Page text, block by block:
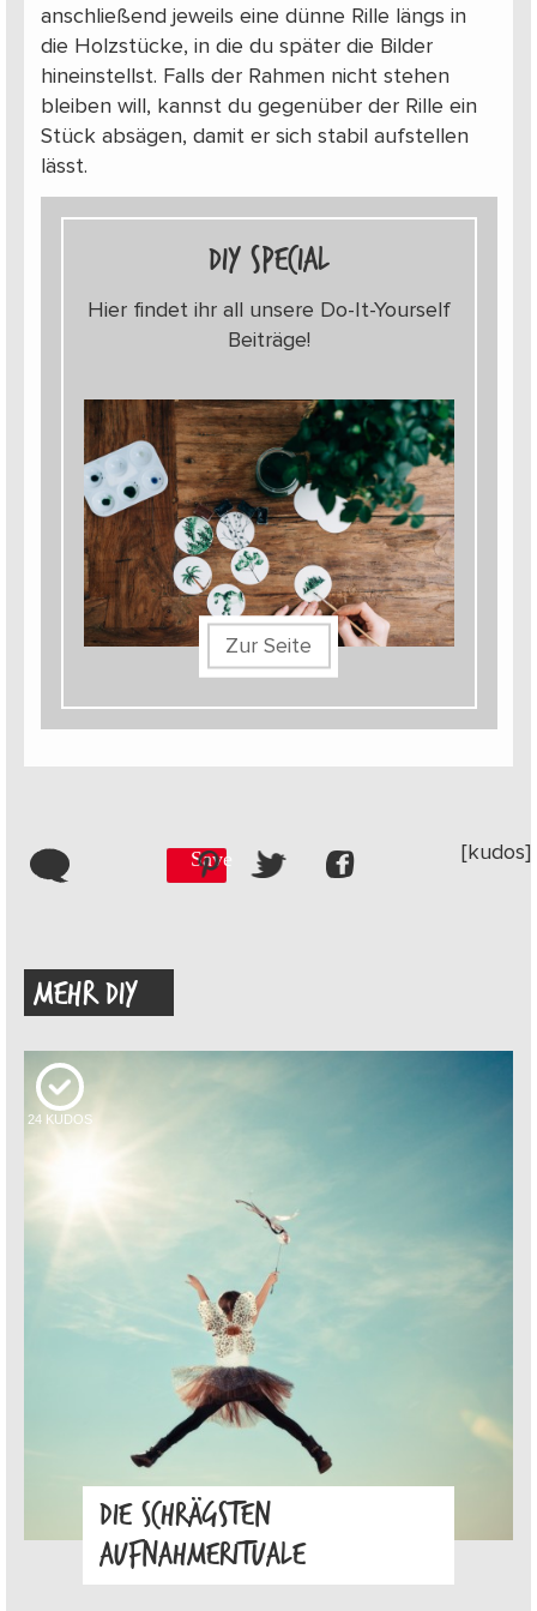
anschließend jeweils eine dünne Rille längs in
die Holzstücke, in die du später die Bilder
hineinstellst. Falls der Rahmen nicht stehen
bleiben will, kannst du gegenüber der Rille ein
Stück absägen, damit er sich stabil aufstellen
lässt.
DIY Special
Hier findet ihr all unsere Do-It-Yourself
Beiträge!
Zur Seite
Save [kudos]
MEHR DIY
24 KUDOS
DIE SCHRÄGSTEN
AUFNAHMERITUALE